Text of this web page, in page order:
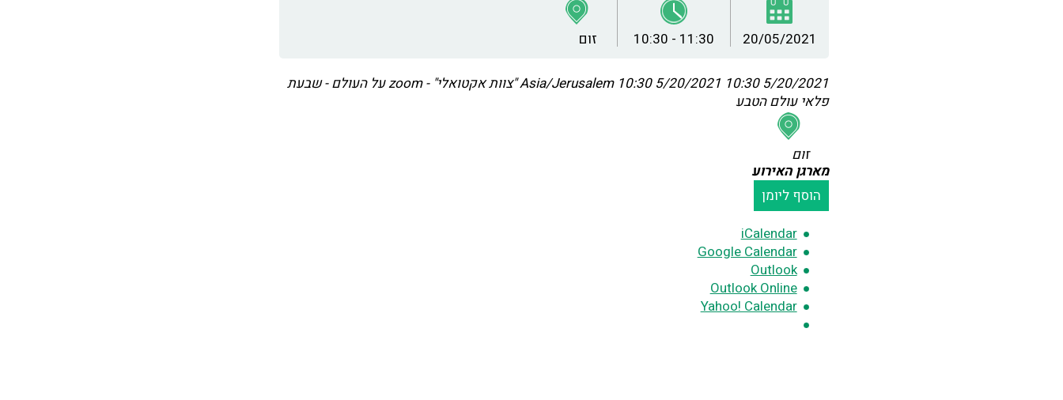
20/05/2021
10:30 - 11:30 זום
5/20/2021 10:30
5/20/2021 10:30
Asia/Jerusalem
"צוות אקטואלי" - zoom על העולם - שבעת
פלאי עולם הטבע
זום
מארגן האירוע
הוסף ליומן
iCalendar
Google Calendar
Outlook
Outlook Online
Yahoo! Calendar